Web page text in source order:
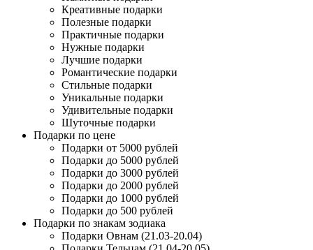
Креативные подарки
Полезные подарки
Практичные подарки
Нужные подарки
Лучшие подарки
Романтические подарки
Стильные подарки
Уникальные подарки
Удивительные подарки
Шуточные подарки
Подарки по цене
Подарки от 5000 рублей
Подарки до 5000 рублей
Подарки до 3000 рублей
Подарки до 2000 рублей
Подарки до 1000 рублей
Подарки до 500 рублей
Подарки по знакам зодиака
Подарки Овнам (21.03-20.04)